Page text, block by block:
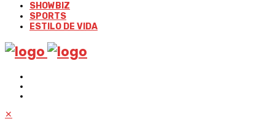
SHOWBIZ
SPORTS
ESTILO DE VIDA
✕